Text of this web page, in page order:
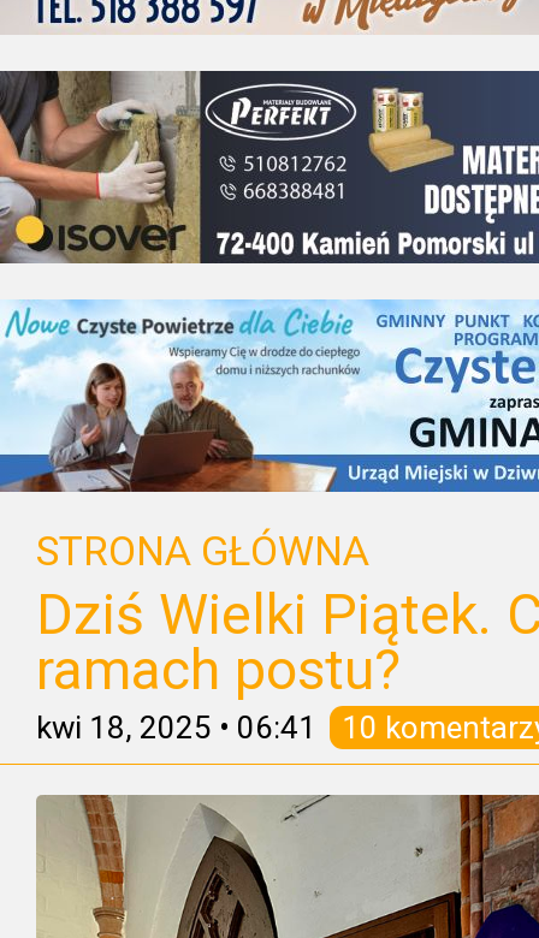
STRONA GŁÓWNA
Dziś Wielki Piątek.
ramach postu?
kwi 18, 2025 • 06:41 10